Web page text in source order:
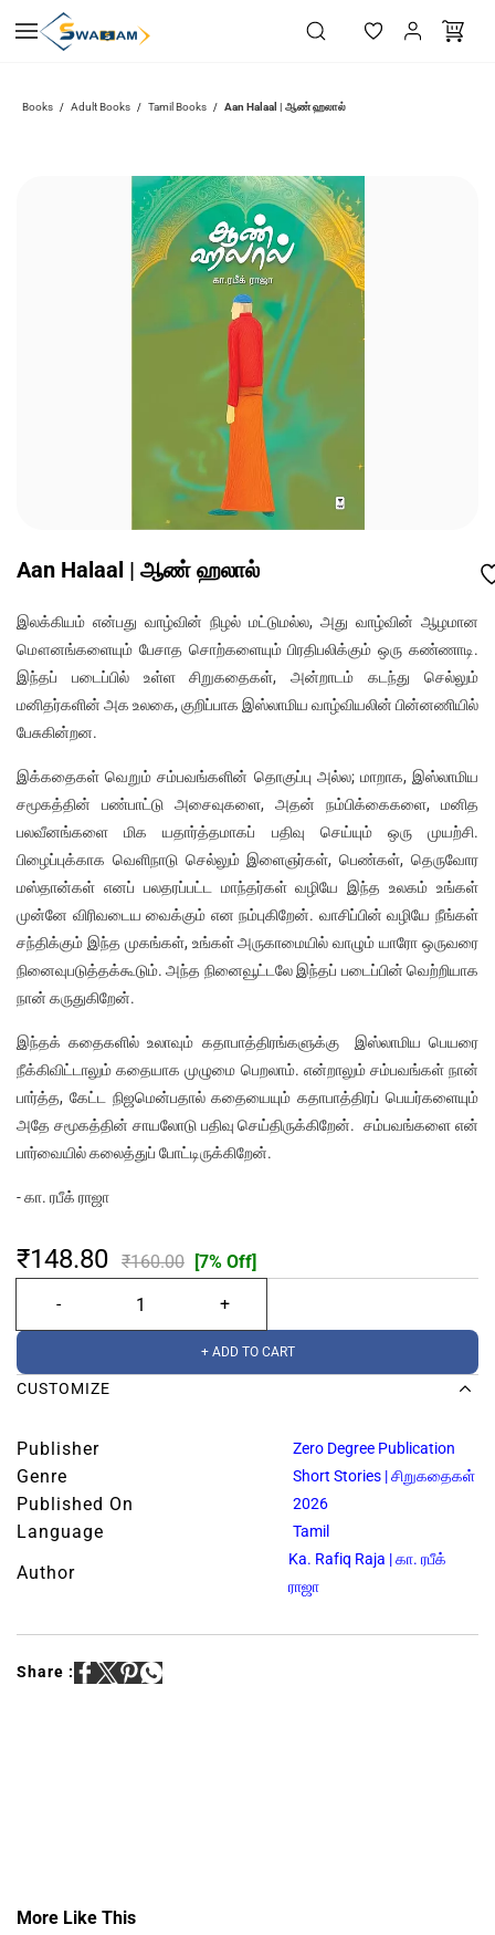
main
Books / Adult Books / Tamil Books / Aan Halaal | ஆண் ஹலால்
Aan Halaal | ஆண் ஹலால்
இலக்கியம் என்பது வாழ்வின் நிழல் மட்டுமல்ல, அது வாழ்வின் ஆழமான
மௌனங்களையும் பேசாத சொற்களையும் பிரதிபலிக்கும் ஒரு கண்ணாடி.
இந்தப் படைப்பில் உள்ள சிறுகதைகள், அன்றாடம் கடந்து செல்லும்
மனிதர்களின் அக உலகை, குறிப்பாக இஸ்லாமிய வாழ்வியலின் பின்னணியில்
பேசுகின்றன.
இக்கதைகள் வெறும் சம்பவங்களின் தொகுப்பு அல்ல; மாறாக, இஸ்லாமிய
சமூகத்தின் பண்பாட்டு அசைவுகளை, அதன் நம்பிக்கைகளை, மனித
பலவீனங்களை மிக யதார்த்தமாகப் பதிவு செய்யும் ஒரு முயற்சி.
பிழைப்புக்காக வெளிநாடு செல்லும் இளைஞர்கள், பெண்கள், தெருவோர
மஸ்தான்கள் எனப் பலதரப்பட்ட மாந்தர்கள் வழியே இந்த உலகம் உங்கள்
முன்னே விரிவடைய வைக்கும் என நம்புகிறேன். வாசிப்பின் வழியே நீங்கள்
சந்திக்கும் இந்த முகங்கள், உங்கள் அருகாமையில் வாழும் யாரோ ஒருவரை
நினைவுபடுத்தக்கூடும். அந்த நினைவூட்டலே இந்தப் படைப்பின் வெற்றியாக
நான் கருதுகிறேன்.
இந்தக் கதைகளில் உலாவும் கதாபாத்திரங்களுக்கு இஸ்லாமிய பெயரை
நீக்கிவிட்டாலும் கதையாக முழுமை பெறலாம். என்றாலும் சம்பவங்கள் நான்
பார்த்த, கேட்ட நிஜமென்பதால் கதையையும் கதாபாத்திரப் பெயர்களையும்
அதே சமூகத்தின் சாயலோடு பதிவு செய்திருக்கிறேன். சம்பவங்களை என்
பார்வையில் கலைத்துப் போட்டிருக்கிறேன்.
- கா. ரபீக் ராஜா
₹148.80 ₹160.00 [7% Off]
+ ADD TO CART
CUSTOMIZE
Publisher Zero Degree Publication
Genre Short Stories | சிறுகதைகள்
Published On 2026
Language Tamil
Author
Ka. Rafiq Raja | கா. ரபீக்
ராஜா
Share :
More Like This